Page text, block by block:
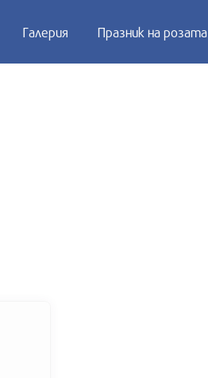
Галерия Празник на розата